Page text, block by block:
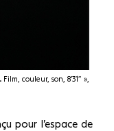
couleur, son, 8’31″ »,
pour l’espace de